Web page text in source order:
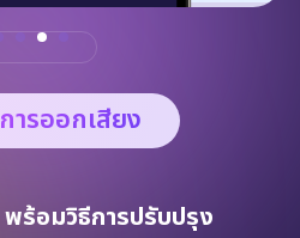
ารออกเสียง
ร้อมวิธีการปรับปรุง